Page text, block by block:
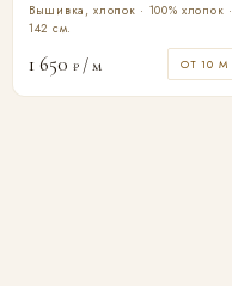
Вышивка, хлопок · 100% хлопок ·
142 см.
1 650 ₽ / м ОТ 10 М